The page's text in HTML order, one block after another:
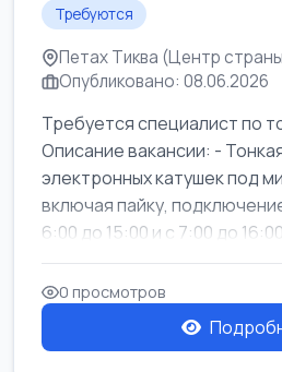
Требуются
Петах Тиква (Центр
Опубликовано: 08.06.2026
Требуется специалист по
Описание вакансии: -
электронных катушек под
включая пайку,
6:00 до 15:00 и с 7:00 до
0 просмотров